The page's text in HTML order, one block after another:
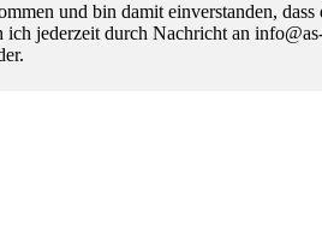
und bin damit einverstanden,
jederzeit durch Nachricht an